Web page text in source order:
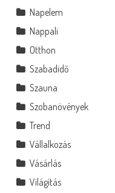
Napelem
Nappali
Otthon
Szabadidő
Szauna
Szobanövények
Trend
Vállalkozás
Vásárlás
Világítás